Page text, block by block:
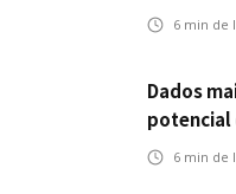
nos EUA:
6 min de
Dados
potencial
nas6 min de